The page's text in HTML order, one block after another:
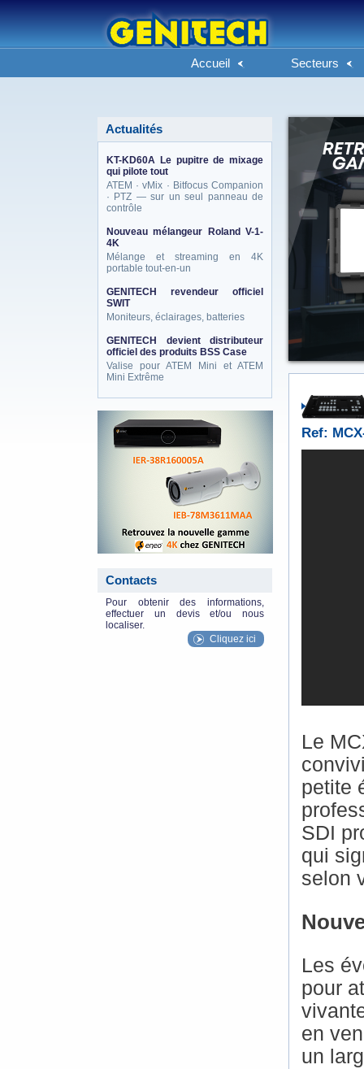
Accueil Secteurs
Actualités
KT-KD60A Le pupitre de mixage
qui pilote tout
ATEM · vMix · Bitfocus Companion
· PTZ — sur un seul panneau de
contrôle
Nouveau mélangeur Roland V-1-
4K
Mélange et streaming en 4K
portable tout-en-un
GENITECH revendeur officiel
SWIT
Moniteurs, éclairages, batteries
GENITECH devient distributeur
officiel des produits BSS Case
Valise pour ATEM Mini et ATEM
Mini Extrême
Contacts
Pour obtenir des informations,
effectuer un devis et/ou nous
localiser.
Cliquez ici
Ref:
Le
petite
SDI
qui
selon
Les
pour
en
un